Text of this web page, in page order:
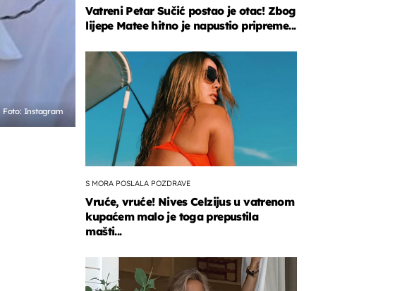
Foto: Instagram
Vatreni Petar Sučić postao je otac! Zbog
lijepe Matee hitno je napustio pripreme...
S MORA POSLALA POZDRAVE
Vruće, vruće! Nives Celzijus u vatrenom
kupaćem malo je toga prepustila
mašti...